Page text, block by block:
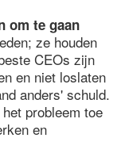
om te gaan
ze houden
CEOs zijn
en niet loslaten
anders' schuld.
probleem toe
en